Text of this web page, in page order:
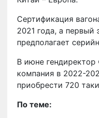
Сертификация
2021 года, а первый
предполагает
В июне
компания в 2022-
приобрести 720
По теме: